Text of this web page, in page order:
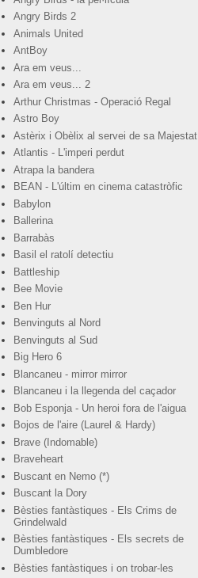
Angry Birds 2
Animals United
AntBoy
Ara em veus...
Ara em veus... 2
Arthur Christmas - Operació Regal
Astro Boy
Astèrix i Obèlix al servei de sa Majestat
Atlantis - L'imperi perdut
Atrapa la bandera
BEAN - L'últim en cinema catastròfic
Babylon
Ballerina
Barrabàs
Basil el ratolí detectiu
Battleship
Bee Movie
Ben Hur
Benvinguts al Nord
Benvinguts al Sud
Big Hero 6
Blancaneu - mirror mirror
Blancaneu i la llegenda del caçador
Bob Esponja - Un heroi fora de l'aigua
Bojos de l'aire (Laurel & Hardy)
Brave (Indomable)
Braveheart
Buscant en Nemo (*)
Buscant la Dory
Bèsties fantàstiques - Els Crims de
Grindelwald
Bèsties fantàstiques - Els secrets de
Dumbledore
Bèsties fantàstiques i on trobar-les